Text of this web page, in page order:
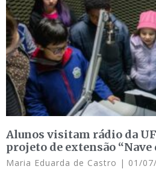
Alunos visitam rádio da
projeto de extensão
Maria Eduarda de Castro 01/